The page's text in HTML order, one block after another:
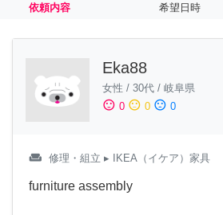
依頼内容 希望日時
Eka88
女性 / 30代 / 岐阜県
sentiment_satisfied 0 sentiment_neutral 0 sentiment_dissatisfied 0
weekend 修理・組立 ▸ IKEA（イケア）家具
furniture assembly